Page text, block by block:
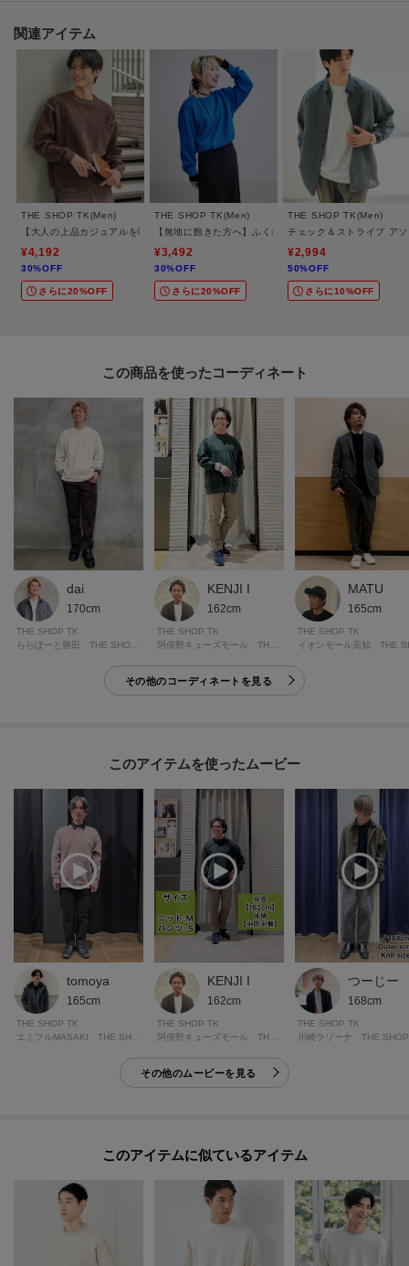
軽量でありながら適度にあたたかく、寒暖差のある季節にも最適。
さらに、通気性にも富んでいるため、長時間の着用でも快適さをキープしま
■おすすめコーディネート
このライトモールニットは、シンプルなデザインだからこそ幅広いコーディ
ネートに対応可能。
デニムパンツと合わせたカジュアルスタイルはもちろん、チノパンやスラッ
クスと組み合わせれば、きれいめスタイルにもおすすめです。
さらに、ジャケットのインナーとしても活躍し、オンオフ問わず使える一着
です。
＼＼気になるアイテムはお気に入り登録がおすすめ！／／
オンラインサイトの商品ページにある『ハートマーク』をタップして簡単に
追加できます。
再入荷通知や値下げ情報、在庫状況をメルマガにてお知らせ！
マイページにてお気に入り一覧もチェックできます！！
＊＊＊＊＊＊＊＊＊＊＊＊＊＊＊＊＊＊＊＊＊＊＊＊＊＊＊＊＊
※照明の関係により、実際よりも色味が違って見える場合があります。ま
た、パソコン・スマートフォンなどの環境により、若干製品と画像のカラー
が異なる場合もございます。
関連アイテム
THE SHOP TK(Men)
【大人の上品カジュアルを叶える】ハグするニット 洗濯機OK／6色展開
¥4,192
30%OFF
さらに20%OFF
THE SHOP TK(Men)
【無地に飽きた方へ】ふくれジャカードスウェット 洗
¥3,492
30%OFF
さらに20%OFF
THE SHOP TK(Men)
チェック＆ストライプ ア
¥2,994
50%OFF
さらに10%OFF
この商品を使った
dai
170cm
THE SHOP TK
KENJI I
162cm
THE SHOP TK
MATU
165cm
THE SHOP TK
その他のコーディネートを見る
このアイテムを使ったムービー
tomoya
165cm
THE SHOP TK
KENJI I
162cm
THE SHOP TK
つーじー
168cm
THE SHOP TK
川崎ラゾーナ THE
その他のムービーを見る
このアイテムに似ているアイテム